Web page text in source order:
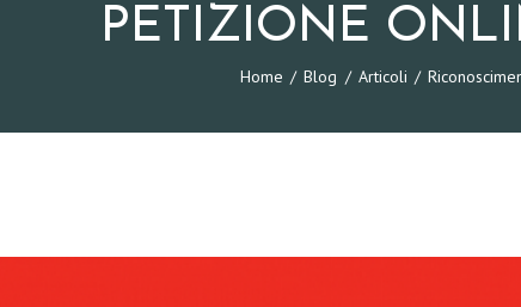
PETIZIONE
Home Blog Articoli